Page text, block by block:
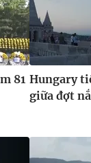
024.66 897 897
7300.7108
81 Hungary
giữa đợt